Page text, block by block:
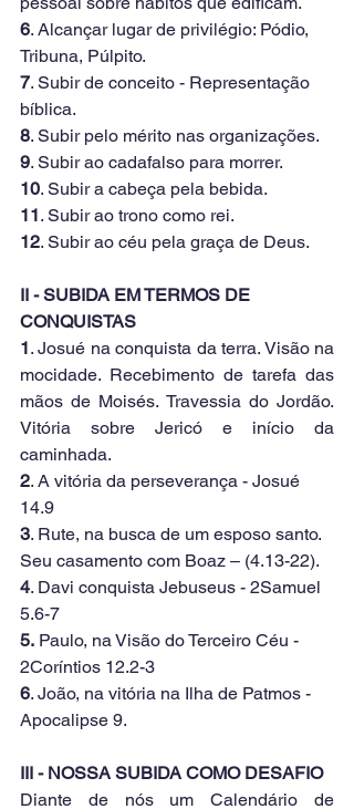
6. Alcançar lugar de privilégio: Pódio,
Tribuna, Púlpito.
7. Subir de conceito - Representação
bíblica.
8. Subir pelo mérito nas organizações.
9. Subir ao cadafalso para morrer.
10. Subir a cabeça pela bebida.
11. Subir ao trono como rei.
12. Subir ao céu pela graça de Deus.
II - SUBIDA EM TERMOS DE
CONQUISTAS
1. Josué na conquista da terra. Visão na
mocidade. Recebimento de tarefa das
mãos de Moisés. Travessia do Jordão.
Vitória sobre Jericó e início da
caminhada.
2. A vitória da perseverança - Josué
14.9
3. Rute, na busca de um esposo santo.
Seu casamento com Boaz – (4.13-22).
4. Davi conquista Jebuseus - 2Samuel
5.6-7
5. Paulo, na Visão do Terceiro Céu -
2Coríntios 12.2-3
6. João, na vitória na Ilha de Patmos -
Apocalipse 9.
III - NOSSA SUBIDA COMO DESAFIO
Diante de nós um Calendário de